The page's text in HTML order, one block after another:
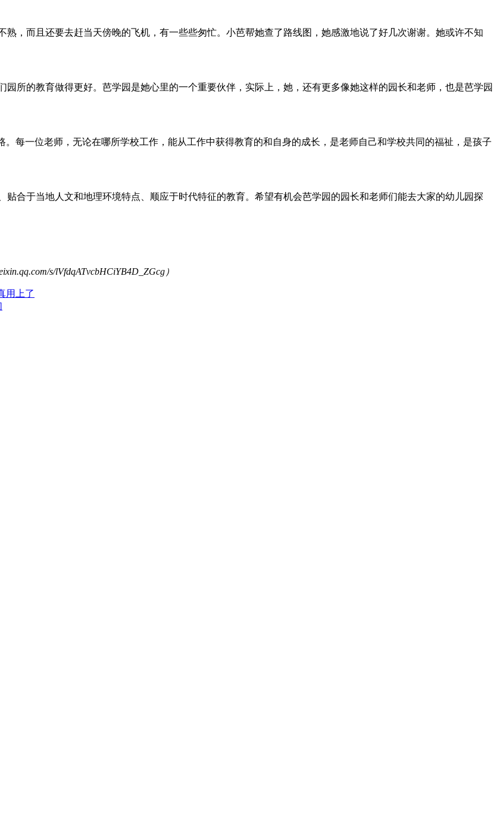
，而且还要去赶当天傍晚的飞机，有一些些匆忙。小芭帮她查了路线图，她感激地说了好几次谢谢。她或许不知
的教育做得更好。芭学园是她心里的一个重要伙伴，实际上，她，还有更多像她这样的园长和老师，也是芭学园
每一位老师，无论在哪所学校工作，能从工作中获得教育的和自身的成长，是老师自己和学校共同的福祉，是孩子
于当地人文和地理环境特点、顺应于时代特征的教育。希望有机会芭学园的园长和老师们能去大家的幼儿园探
s/lVfdqATvcbHCiYB4D_ZGcg ）
用上了